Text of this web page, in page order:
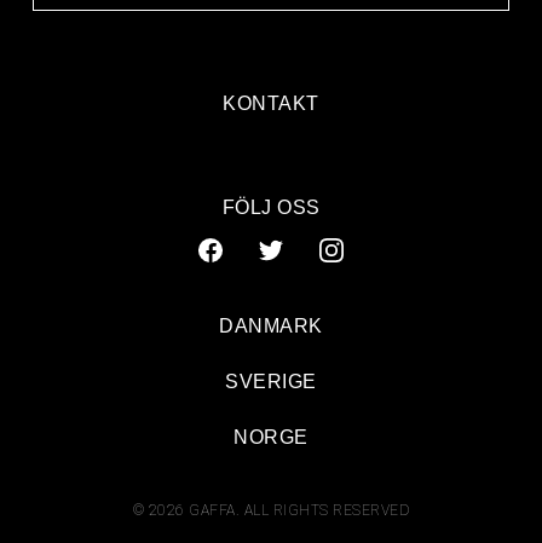
KONTAKT
FÖLJ OSS
© 2026 GAFFA. ALL RIGHTS RESERVED
DANMARK
SVERIGE
NORGE